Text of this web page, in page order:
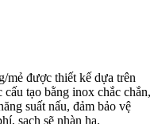
mẻ được thiết kế dựa trên
tạo bằng inox chắc chắn,
suất nấu, đảm bảo vệ
sạch sẽ nhàn hạ.